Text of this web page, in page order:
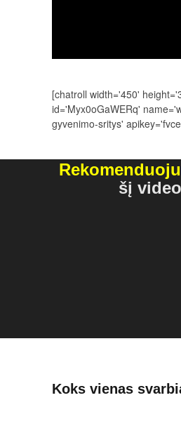
[chatroll width='450'
id='Myx0oGaWERq'
gyvenimo-sritys'
Rekomenduoju
šį
Koks vienas